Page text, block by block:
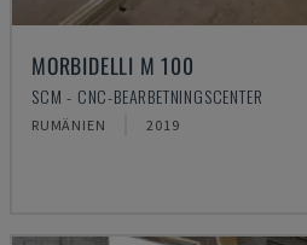
MORBIDELLI M 100
SCM - CNC-BEARBETNINGSCENTER
RUMÄNIEN 2019